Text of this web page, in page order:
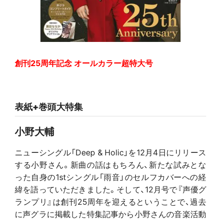
創刊25周年記念 オールカラー超特大号
表紙+巻頭大特集
小野大輔
ニューシングル「Deep & Holic」を12月4日にリリース
する小野さん。新曲の話はもちろん、新たな試みとな
った自身の1stシングル「雨音」のセルフカバーへの経
緯を語っていただきました。そして、12月号で『声優グ
ランプリ』は創刊25周年を迎えるということで、過去
に声グラに掲載した特集記事から小野さんの音楽活動